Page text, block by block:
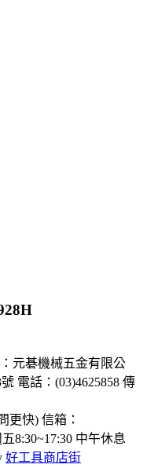
元碁機械五金有限公
電話：(03)4625858 傳
更快) 信箱：
8:30~17:30 中午休息
好工具商店街